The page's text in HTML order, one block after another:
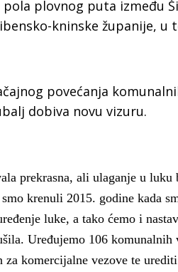
pola plovnog puta između
kninske županije, u
povećanja
dobiva novu vizuru.
prekrasna, ali ulaganje u
krenuli 2015. godine kada
luke, a tako ćemo i
Uređujemo 106
za komercijalne vezove te
Gornji tok
Otkrijte hostel